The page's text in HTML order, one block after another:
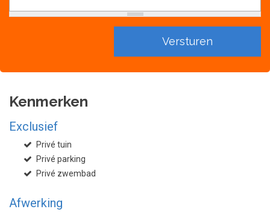
Kenmerken
Exclusief
Privé tuin
Privé parking
Privé zwembad
Afwerking